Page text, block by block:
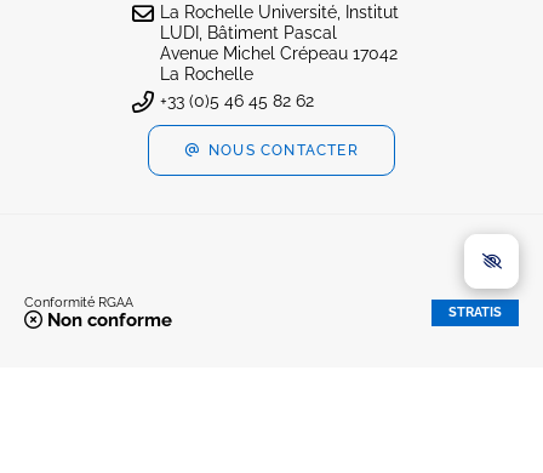
La Rochelle Université, Institut
LUDI, Bâtiment Pascal
Avenue Michel Crépeau 17042
La Rochelle
+33 (0)5 46 45 82 62
NOUS CONTACTER
Conformité RGAA
Non conforme STRATIS